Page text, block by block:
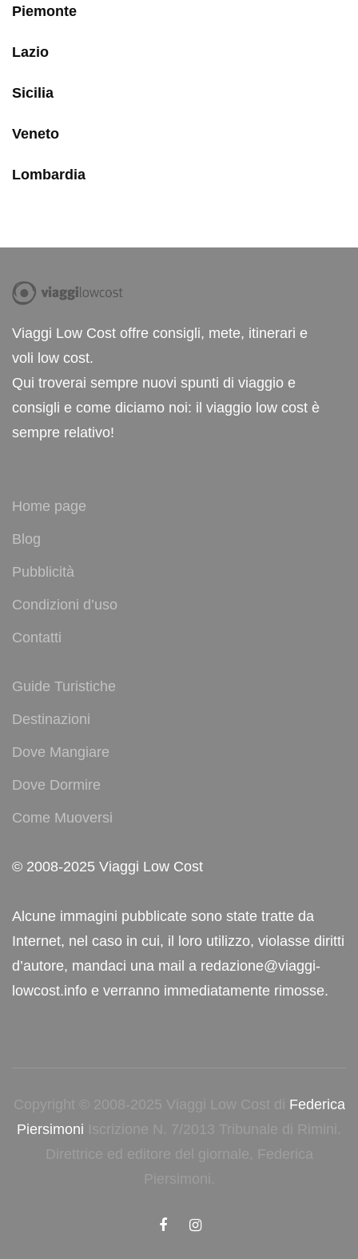
Piemonte
Lazio
Sicilia
Veneto
Lombardia
Viaggi Low Cost offre consigli, mete, itinerari e
voli low cost.
Qui troverai sempre nuovi spunti di viaggio e
consigli e come diciamo noi: il viaggio low cost è
sempre relativo!
Home page
Blog
Pubblicità
Condizioni d’uso
Contatti
Guide Turistiche
Destinazioni
Dove Mangiare
Dove Dormire
Come Muoversi
© 2008-2025 Viaggi Low Cost
Alcune immagini pubblicate sono state tratte da
Internet, nel caso in cui, il loro utilizzo, violasse diritti
d’autore, mandaci una mail a redazione@viaggi-
lowcost.info e verranno immediatamente rimosse.
Copyright © 2008-2025 Viaggi Low Cost di Federica
Piersimoni Iscrizione N. 7/2013 Tribunale di Rimini.
Direttrice ed editore del giornale, Federica
Piersimoni.